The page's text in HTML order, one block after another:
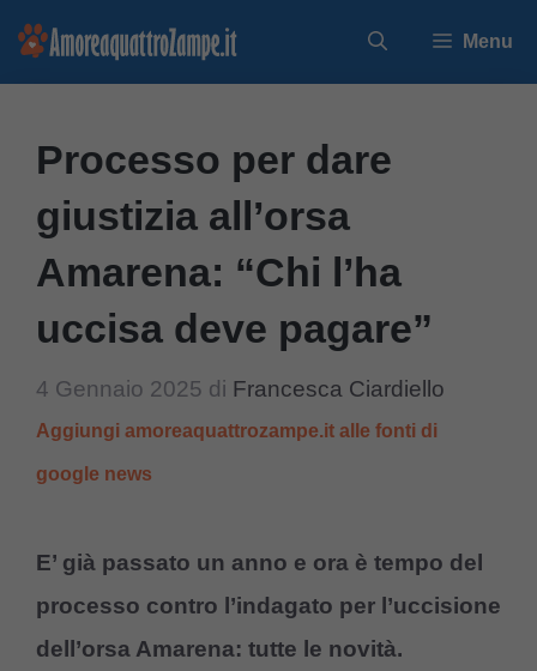
Vai
Menu
Processo per dare
giustizia all’orsa
Amarena: “Chi l’ha
uccisa deve pagare”
4 Gennaio 2025 di Francesca Ciardiello
Aggiungi amoreaquattrozampe.it alle fonti di
google news
E’ già passato un anno e ora è tempo del
processo contro l’indagato per l’uccisione
dell’orsa Amarena: tutte le novità.